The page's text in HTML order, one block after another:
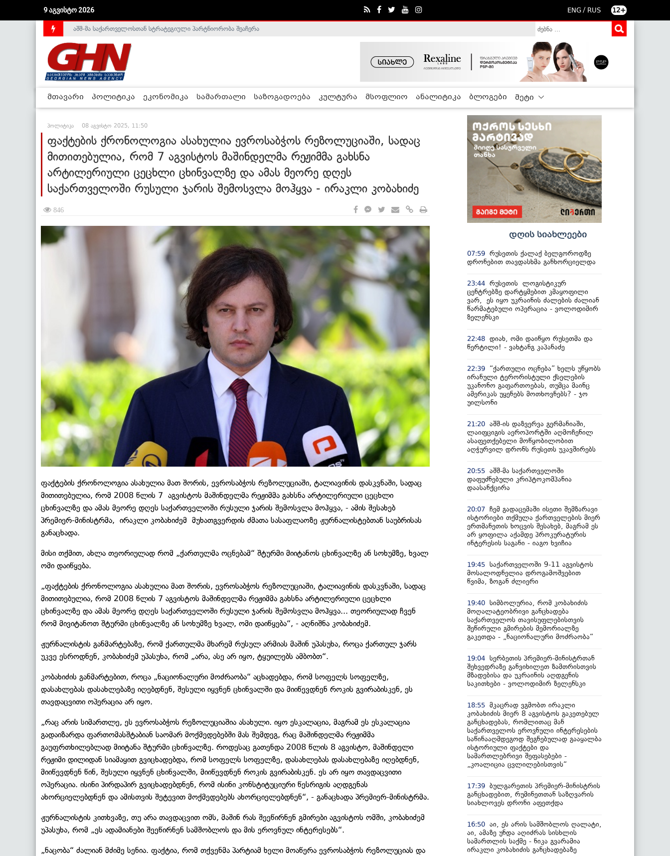
9 აგვისტო 2026 ENG / RUS 12+
საქართველოს დე-ფაქტო მთავრობა არალეგიტიმურია - ჰელსინკის კომისია
აშშ-მა საქართველოსთან სტრატეგიული პარტნიორობა შეაჩერა
მთავარი პოლიტიკა ეკონომიკა სამართალი საზოგადოება კულტურა მსოფლიო ანალიტიკა ბლოგები მეტი
პოლიტიკა 08 აგვისტო 2025, 11:50
ფაქტების ქრონოლოგია ასახულია ევროსაბჭოს რეზოლუციაში, სადაც
მითითებულია, რომ 7 აგვისტოს მაშინდელმა რეჟიმმა გახსნა
არტილერიული ცეცხლი ცხინვალზე და ამას მეორე დღეს
საქართველოში რუსული ჯარის შემოსვლა მოჰყვა - ირაკლი კობახიძე
846
ფაქტების ქრონოლოგია ასახულია მათ შორის, ევროსაბჭოს რეზოლუციაში, ტალიავინის დასკვნაში, სადაც
მითითებულია, რომ 2008 წლის 7 აგვისტოს მაშინდელმა რეჟიმმა გახსნა არტილერიული ცეცხლი
ცხინვალზე და ამას მეორე დღეს საქართველოში რუსული ჯარის შემოსვლა მოჰყვა, - ამის შესახებ
პრემიერ-მინისტრმა, ირაკლი კობახიძემ მუხათგვერდის ძმათა სასაფლაოზე ჟურნალისტებთან საუბრისას
განაცხადა.
მისი თქმით, ახლა თეორიულად რომ „ქართულმა ოცნებამ“ შტურმი მიიტანოს ცხინვალზე ან სოხუმზე, ხვალ
ომი დაიწყება.
„ფაქტების ქრონოლოგია ასახულია მათ შორის, ევროსაბჭოს რეზოლუციაში, ტალიავინის დასკვნაში, სადაც
მითითებულია, რომ 2008 წლის 7 აგვისტოს მაშინდელმა რეჟიმმა გახსნა არტილერიული ცეცხლი
ცხინვალზე და ამას მეორე დღეს საქართველოში რუსული ჯარის შემოსვლა მოჰყვა... თეორიულად ჩვენ
რომ მივიტანოთ შტურმი ცხინვალზე ან სოხუმზე ხვალ, ომი დაიწყება“, - აღნიშნა კობახიძემ.
ჟურნალისტის განმარტებაზე, რომ ქართულმა მხარემ რუსულ არმიას მაშინ უპასუხა, როცა ქართულ ჯარს
უკვე ესროდნენ, კობახიძემ უპასუხა, რომ „არა, ასე არ იყო, ტყუილებს ამბობთ“.
კობახიძის განმარტებით, როცა „ნაციონალური მოძრაობა“ აცხადებდა, რომ სოფელს სოფელზე,
დასახლებას დასახლებაზე იღებდნენ, შესული იყვნენ ცხინვალში და მიიწევდნენ როკის გვირაბისკენ, ეს
თავდაცვითი ოპერაცია არ იყო.
„რაც არის სიმართლე, ეს ევროსაბჭოს რეზოლუციაშია ასახული. იყო ესკალაცია, მაგრამ ეს ესკალაცია
გადაიზარდა ფართომასშტაბიან საომარ მოქმედებებში მას შემდეგ, რაც მაშინდელმა რეჟიმმა
გაუფრთხილებლად მიიტანა შტურმი ცხინვალზე. როდესაც გათენდა 2008 წლის 8 აგვისტო, მაშინდელი
რეჟიმი დილიდან სიამაყით გვიცხადებდა, რომ სოფელს სოფელზე, დასახლებას დასახლებაზე იღებდნენ,
მიიწევდნენ წინ, შესული იყვნენ ცხინვალში, მიიწევდნენ როკის გვირაბისკენ. ეს არ იყო თავდაცვითი
ოპერაცია. ისინი პირდაპირ გვიცხადებდნენ, რომ ისინი კონსტიტუციური წესრიგის აღდგენას
ახორციელებდნენ და ამისთვის შეტევით მოქმედებებს ახორციელებდნენ“, - განაცხადა პრემიერ-მინისტრმა.
ჟურნალისტის კითხვაზე, თუ არა თავდაცვით ომს, მაშინ რას შეეწირნენ გმირები აგვისტოს ომში, კობახიძემ
უპასუხა, რომ „ეს ადამიანები შეეწირნენ სამშობლოს და მის ეროვნულ ინტერესებს“.
„ნაცობა“ ძალიან მძიმე სენია. ფაქტია, რომ თქვენმა პარტიამ ხელი მოაწერა ევროსაბჭოს რეზოლუციას და
დღის სიახლეები
07:59 რუსეთის ქალაქ ბელგოროდზე
დრონებით თავდასხმა განხორციელდა
23:44 რუსეთის ლოგისტიკურ
ცენტრებზე დარტყმებით კმაყოფილი
ვარ, ეს იყო უკრაინის ძალების ძალიან
წარმატებული ოპერაცია - ვოლოდიმირ
ზელენსკი
22:48 დიახ, ომი დაიწყო რუსეთმა და
წერტილი! - ვახტანგ კაპანაძე
22:39
“ქართული ოცნება” ხელს უწყობს
ირანული ტერორისტული ქსელების
უკანონო გაფართოებას, თუმცა მაინც
ამერიკას უყენებს მოთხოვნებს? - ჯო
უილსონი
21:20 აშშ-ის დაზვერვა გერმანიაში,
ლაიფციგის აეროპორტში აღმოჩენილ
ასაფეთქებელი მოწყობილობით
აღჭურვილ დრონს რუსეთს უკავშირებს
20:55 აშშ-მა საქართველოში
დაფუძნებული კრიპტოკომპანია
დაასანქცირა
20:07 ჩემ გადაცემაში ისეთი შემზარავი
ისტორიები თქმულა ქართველების მიერ
ერთმანეთის ხოცვის შესახებ, მაგრამ ეს
არ ყოფილა აქამდე პროკურატურის
ინტერესის საგანი - იაგო ხვიჩია
19:45 საქართველოში 9-11 აგვისტოს
მოსალოდნელია დროგამოშვებით
წვიმა, ზოგან ძლიერი
19:40 სიმბოლურია, რომ კობახიძის
მოღალატეობრივი განცხადება
საქართველოს თავისუფლებისთვის
შეწირული გმირების მემორიალზე
გაკეთდა - „ნაციონალური მოძრაობა“
19:04 სერბეთის პრემიერ-მინისტრთან
შეხვედრაზე განვიხილეთ ზამთრისთვის
მზადებისა და უკრაინის აღდგენის
საკითხები - ვოლოდიმირ ზელენსკი
18:55 მკაცრად ვგმობთ ირაკლი
კობახიძის მიერ 8 აგვისტოს გაკეთებულ
განცხადებას, რომლითაც მან
საქართველოს ეროვნული ინტერესების
საწინააღმდეგოდ შეგნებულად გააყალბა
ისტორიული ფაქტები და
სამართლებრივი შეფასებები -
„კოალიცია ცვლილებისთვის“
17:39 ბულგარეთის პრემიერ-მინისტრის
განცხადებით, რუმინეთთან საზღვარის
სიახლოვეს დრონი აფეთქდა
16:50 აი, ეს არის სამშობლოს ღალატი,
აი, ამაზე უნდა აღიძრას სისხლის
სამართლის საქმე - ნიკა გვარამია
ირაკლი კობახიძის განცხადებაზე